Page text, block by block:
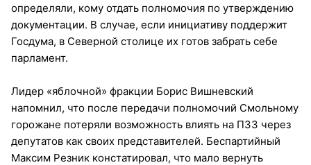
определяли, кому отдать полномочия по утверждению
документации. В случае, если инициативу поддержит
Госдума, в Северной столице их готов забрать себе
парламент.
Лидер «яблочной» фракции Борис Вишневский
напомнил, что после передачи полномочий Смольному
горожане потеряли возможность влиять на ПЗЗ через
депутатов как своих представителей. Беспартийный
Максим Резник констатировал, что мало вернуть